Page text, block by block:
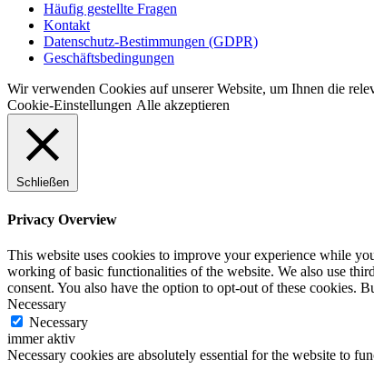
Häufig gestellte Fragen
Kontakt
Datenschutz-Bestimmungen (GDPR)
Geschäftsbedingungen
Wir verwenden Cookies auf unserer Website, um Ihnen die
Cookie-Einstellungen Alle akzeptieren
Schließen
Privacy Overview
This website uses cookies to improve your experience while
working of basic functionalities of the website. We also use
consent. You also have the option to opt-out of these cookies.
Necessary
Necessary
immer aktiv
Necessary cookies are absolutely essential for the website to